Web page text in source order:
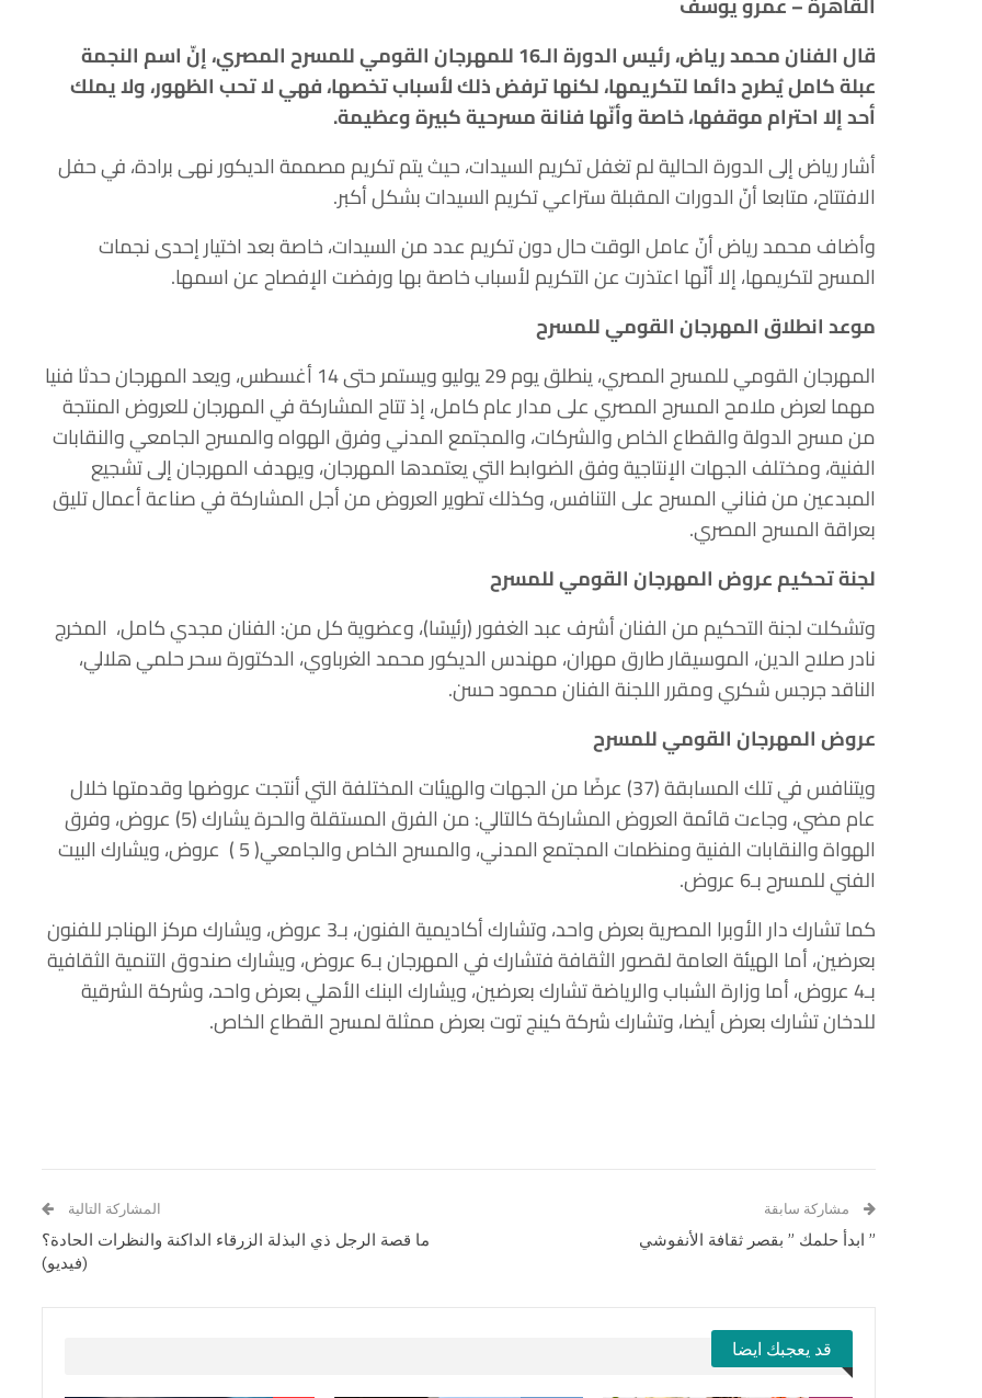
قال الفنان محمد رياض، رئيس الدورة الـ16 للمهرجان القومي للمسرح المصري، إنّ اسم النجمة
عبلة كامل يُطرح دائما لتكريمها، لكنها ترفض ذلك لأسباب تخصها، فهي لا تحب الظهور، ولا يملك
أحد إلا احترام موقفها، خاصة وأنّها فنانة مسرحية كبيرة وعظيمة.
أشار رياض إلى الدورة الحالية لم تغفل تكريم السيدات، حيث يتم تكريم مصممة الديكور نهى برادة، في حفل
الافتتاح، متابعا أنّ الدورات المقبلة ستراعي تكريم السيدات بشكل أكبر.
وأضاف محمد رياض أنّ عامل الوقت حال دون تكريم عدد من السيدات، خاصة بعد اختيار إحدى نجمات
المسرح لتكريمها، إلا أنّها اعتذرت عن التكريم لأسباب خاصة بها ورفضت الإفصاح عن اسمها.
موعد انطلاق المهرجان القومي للمسرح
المهرجان القومي للمسرح المصري، ينطلق يوم 29 يوليو ويستمر حتى 14 أغسطس، ويعد المهرجان حدثا فنيا
مهما لعرض ملامح المسرح المصري على مدار عام كامل، إذ تتاح المشاركة في المهرجان للعروض المنتجة
من مسرح الدولة والقطاع الخاص والشركات، والمجتمع المدني وفرق الهواه والمسرح الجامعي والنقابات
الفنية، ومختلف الجهات الإنتاجية وفق الضوابط التي يعتمدها المهرجان، ويهدف المهرجان إلى تشجيع
المبدعين من فناني المسرح على التنافس، وكذلك تطوير العروض من أجل المشاركة في صناعة أعمال تليق
بعراقة المسرح المصري.
لجنة تحكيم عروض المهرجان القومي للمسرح
وتشكلت لجنة التحكيم من الفنان أشرف عبد الغفور (رئيسًا)، وعضوية كل من: الفنان مجدي كامل، المخرج
نادر صلاح الدين، الموسيقار طارق مهران، مهندس الديكور محمد الغرباوي، الدكتورة سحر حلمي هلالي،
الناقد جرجس شكري ومقرر اللجنة الفنان محمود حسن.
عروض المهرجان القومي للمسرح
ويتنافس في تلك المسابقة (37) عرضًا من الجهات والهيئات المختلفة التي أنتجت عروضها وقدمتها خلال
عام مضي، وجاءت قائمة العروض المشاركة كالتالي: من الفرق المستقلة والحرة يشارك (5) عروض، وفرق
الهواة والنقابات الفنية ومنظمات المجتمع المدني، والمسرح الخاص والجامعي( 5 ) عروض، ويشارك البيت
الفني للمسرح بـ6 عروض.
كما تشارك دار الأوبرا المصرية بعرض واحد، وتشارك أكاديمية الفنون، بـ3 عروض، ويشارك مركز الهناجر للفنون
بعرضين، أما الهيئة العامة لقصور الثقافة فتشارك في المهرجان بـ6 عروض، ويشارك صندوق التنمية الثقافية
بـ4 عروض، أما وزارة الشباب والرياضة تشارك بعرضين، ويشارك البنك الأهلي بعرض واحد، وشركة الشرقية
للدخان تشارك بعرض أيضا، وتشارك شركة كينج توت بعرض ممثلة لمسرح القطاع الخاص.
مشاركة سابقة
” ابدأ حلمك ” بقصر ثقافة الأنفوشي
المشاركة التالية
ما قصة الرجل ذي البذلة الزرقاء الداكنة والنظرات الحادة؟
(فيديو)
قد يعجبك ايضا